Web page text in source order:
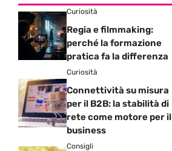
Curiosità
Regia e filmmaking:
perché la formazione
pratica fa la differenza
Curiosità
Connettività su misura
per il B2B: la stabilità di
rete come motore per il
business
Consigli